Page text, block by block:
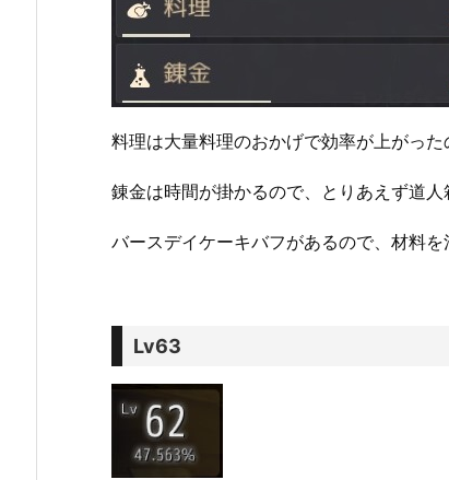
料理は大量料理のおかげで効率が上がっ
錬金は時間が掛かるので、とりあえず道人
バースデイケーキバフがあるので、材料を
Lv63